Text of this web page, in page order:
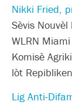
Nikki Fried,
Sèvis Nouvèl
WLRN Miami
Komisè
lòt
Lig Anti-